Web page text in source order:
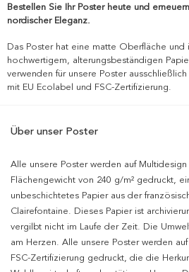
Bestellen Sie Ihr Poster heute und
nordischer Eleganz.
Das Poster hat eine matte Oberfläche und
hochwertigem, alterungsbeständigen
verwenden für unsere Poster
mit EU Ecolabel und FSC-Zertifizierung.
Über unser Poster
Alle unsere Poster werden auf
Flächengewicht von 240 g/m² gedruckt,
unbeschichtetes Papier aus der
Clairefontaine. Dieses Papier ist
vergilbt nicht im Laufe der Zeit. Die
am Herzen. Alle unsere Poster werden
FSC-Zertifizierung gedruckt, die die